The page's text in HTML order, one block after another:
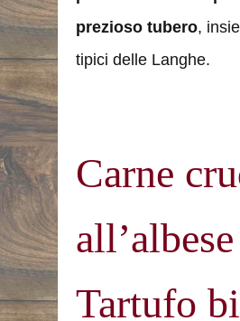
prezioso tubero,
tipici delle Langhe.
Carne
Tartufo